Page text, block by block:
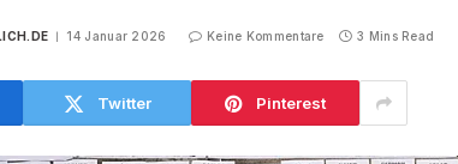
14 Januar 2026 Keine Kommentare 3 Mins Read
Twitter Pinterest